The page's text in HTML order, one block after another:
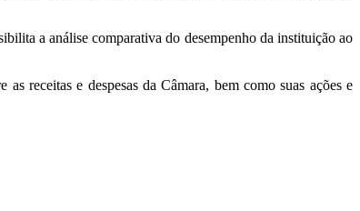
a análise comparativa do desempenho da instituição ao
receitas e despesas da Câmara, bem como suas ações e